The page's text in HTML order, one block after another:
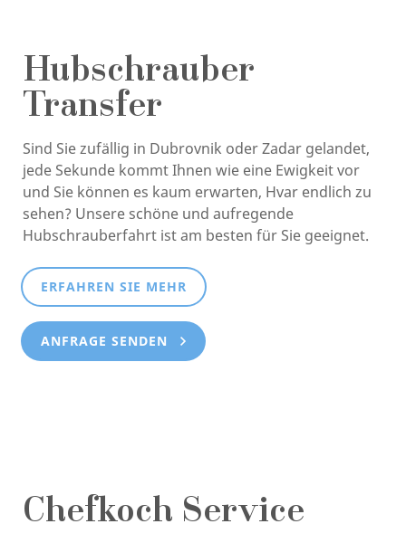
Hubschrauber
Transfer
Sind Sie zufällig in Dubrovnik oder Zadar gelandet,
jede Sekunde kommt Ihnen wie eine Ewigkeit vor
und Sie können es kaum erwarten, Hvar endlich zu
sehen? Unsere schöne und aufregende
Hubschrauberfahrt ist am besten für Sie geeignet.
ERFAHREN SIE MEHR
ANFRAGE SENDEN
Chefkoch Service